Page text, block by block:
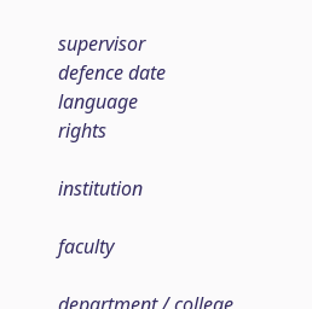
supervisor
defence date
language
rights
institution
faculty